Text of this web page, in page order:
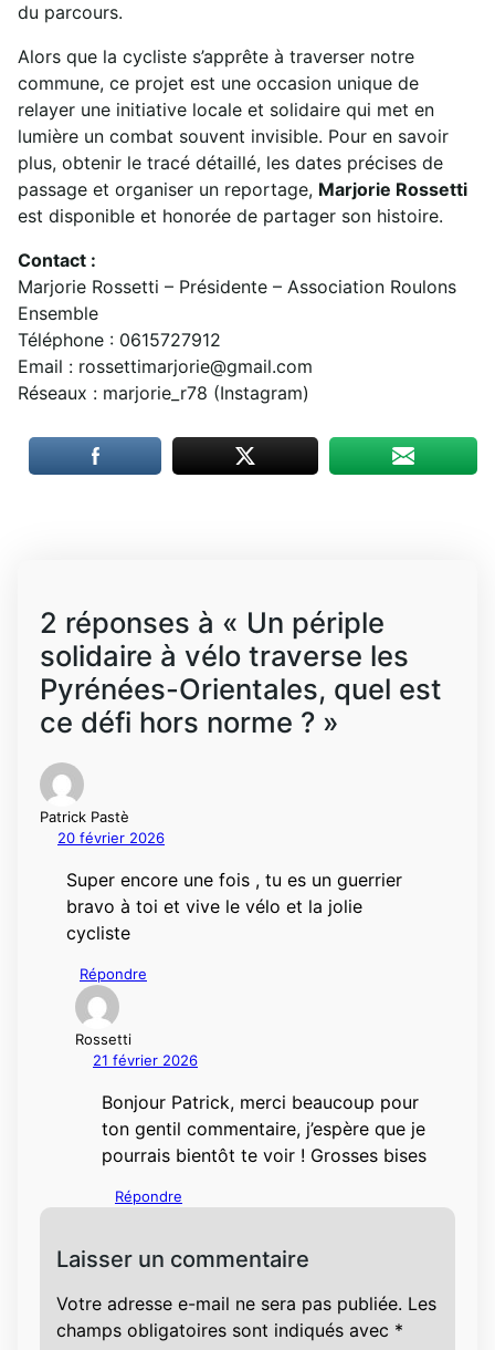
du parcours.
Alors que la cycliste s’apprête à traverser notre
commune, ce projet est une occasion unique de
relayer une initiative locale et solidaire qui met en
lumière un combat souvent invisible. Pour en savoir
plus, obtenir le tracé détaillé, les dates précises de
passage et organiser un reportage, Marjorie Rossetti
est disponible et honorée de partager son histoire.
Contact :
Marjorie Rossetti – Présidente – Association Roulons
Ensemble
Téléphone : 0615727912
Email : rossettimarjorie@gmail.com
Réseaux : marjorie_r78 (Instagram)
2 réponses à « Un périple
solidaire à vélo traverse les
Pyrénées-Orientales, quel est
ce défi hors norme ? »
Patrick Pastè
20 février 2026
Super encore une fois , tu es un guerrier
bravo à toi et vive le vélo et la jolie
cycliste
Répondre
Rossetti
21 février 2026
Bonjour Patrick, merci beaucoup pour
ton gentil commentaire, j’espère que je
pourrais bientôt te voir ! Grosses bises
Répondre
Laisser un commentaire
Votre adresse e-mail ne sera pas publiée. Les
champs obligatoires sont indiqués avec *